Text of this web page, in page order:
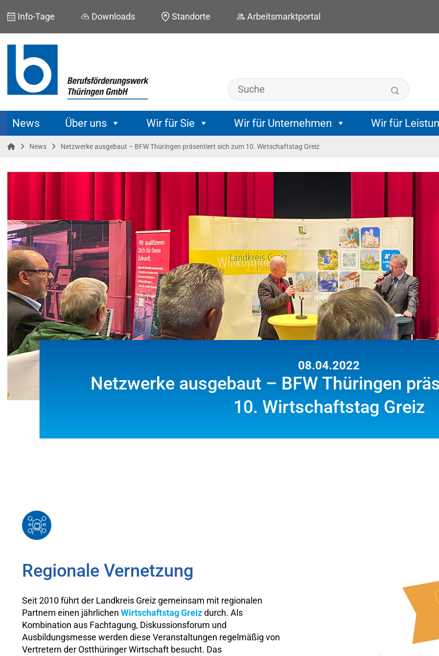
Info-Tage Downloads Standorte Arbeitsmarktportal
News Über uns Wir für Sie Wir für Unternehmen Wir für
News Netzwerke ausgebaut – BFW Thüringen präsentiert sich zum 10. Wirtschaftstag Greiz
08.04.2022
Netzwerke ausgebaut – BFW Thüringen
10. Wirtschaftstag Greiz
Regionale Vernetzung
Seit 2010 führt der Landkreis Greiz gemeinsam mit regionalen
Partnern einen jährlichen WirtschaftstagGreizdurch. Als
Kombination aus Fachtagung, Diskussionsforum und
Ausbildungsmesse werden diese Veranstaltungen regelmäßig von
Vertretern der Ostthüringer Wirtschaft besucht. Das